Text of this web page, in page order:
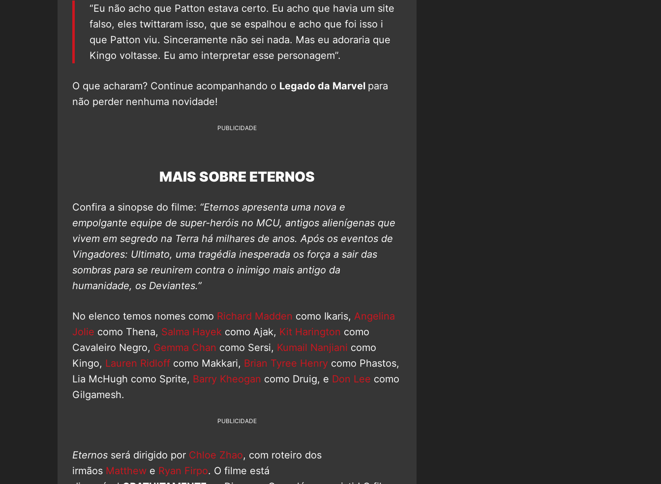
“Eu não acho que Patton estava certo. Eu acho que havia um site
falso, eles twittaram isso, que se espalhou e acho que foi isso i
que Patton viu. Sinceramente não sei nada. Mas eu adoraria que
Kingo voltasse. Eu amo interpretar esse personagem”.
O que acharam? Continue acompanhando o Legado da Marvel para
não perder nenhuma novidade!
PUBLICIDADE
MAIS SOBRE ETERNOS
Confira a sinopse do filme: “Eternos apresenta uma nova e
empolgante equipe de super-heróis no MCU, antigos alienígenas que
vivem em segredo na Terra há milhares de anos. Após os eventos de
Vingadores: Ultimato, uma tragédia inesperada os força a sair das
sombras para se reunirem contra o inimigo mais antigo da
humanidade, os Deviantes.”
No elenco temos nomes como Richard Madden como Ikaris, Angelina
Jolie como Thena, Salma Hayek como Ajak, Kit Harington como
Cavaleiro Negro, Gemma Chan como Sersi, Kumail Nanjiani como
Kingo, Lauren Ridloff como Makkari, Brian Tyree Henry como Phastos,
Lia McHugh como Sprite, Barry Kheogan como Druig, e Don Lee como
Gilgamesh.
PUBLICIDADE
Eternos será dirigido por Chloe Zhao, com roteiro dos
irmãos Matthew e Ryan Firpo. O filme está